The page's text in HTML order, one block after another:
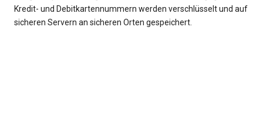
Kredit- und Debitkartennummern werden verschlüsselt und auf
sicheren Servern an sicheren Orten gespeichert.